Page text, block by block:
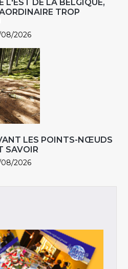
L'EST DE LA BELGIQUE,
TROP
2026
LES POINTS-NŒUDS
SAVOIR
2026